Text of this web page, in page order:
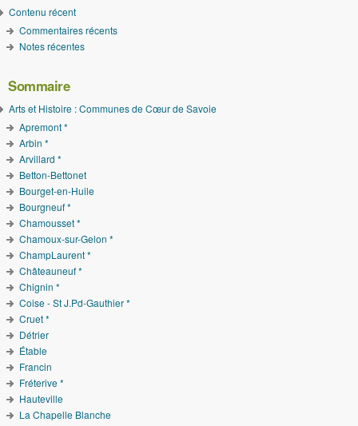
Contenu récent
Commentaires récents
Notes récentes
Sommaire
Arts et Histoire : Communes de Cœur de Savoie
Apremont *
Arbin *
Arvillard *
Betton-Bettonet
Bourget-en-Huile
Bourgneuf *
Chamousset *
Chamoux-sur-Gelon *
ChampLaurent *
Châteauneuf *
Chignin *
Coise - St J.Pd-Gauthier *
Cruet *
Détrier
Étable
Francin
Fréterive *
Hauteville
La Chapelle Blanche